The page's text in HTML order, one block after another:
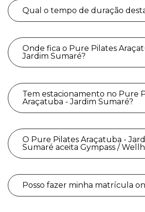
Qual o tempo de duração
Onde fica o Pure Pilates
Jardim Sumaré?
Tem estacionamento no Pure
Araçatuba - Jardim Sumaré?
O Pure Pilates Araçatuba -
Sumaré aceita Gympass /
Posso fazer minha matrícula